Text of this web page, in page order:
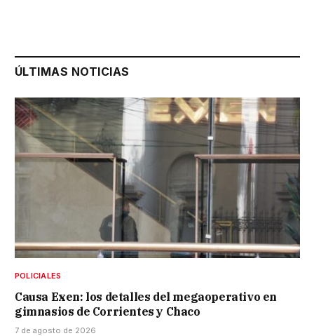
ÚLTIMAS NOTICIAS
POLICIALES
Causa Exen: los detalles del megaoperativo en
gimnasios de Corrientes y Chaco
7 de agosto de 2026